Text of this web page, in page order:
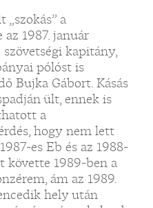
a
1987. január
kapitány,
pólóst is
Bujka Gábort. Kásás
ült, ennek is
a
hogy nem lett
es Eb és az 1988-
követte 1989-ben a
ám az 1989.
hely után